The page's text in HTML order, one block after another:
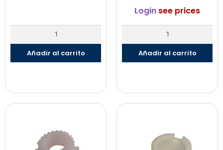
Añadir al carrito
Login see prices
Añadir al carrito